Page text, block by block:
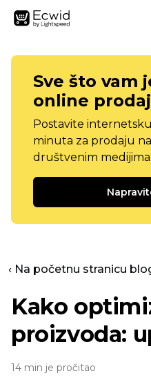
Sve što vam
online
Postavite
minuta za prodaju
društvenim medijima
‹ Na početnu stranicu
Kako
proizvoda:
14 min je pročitao